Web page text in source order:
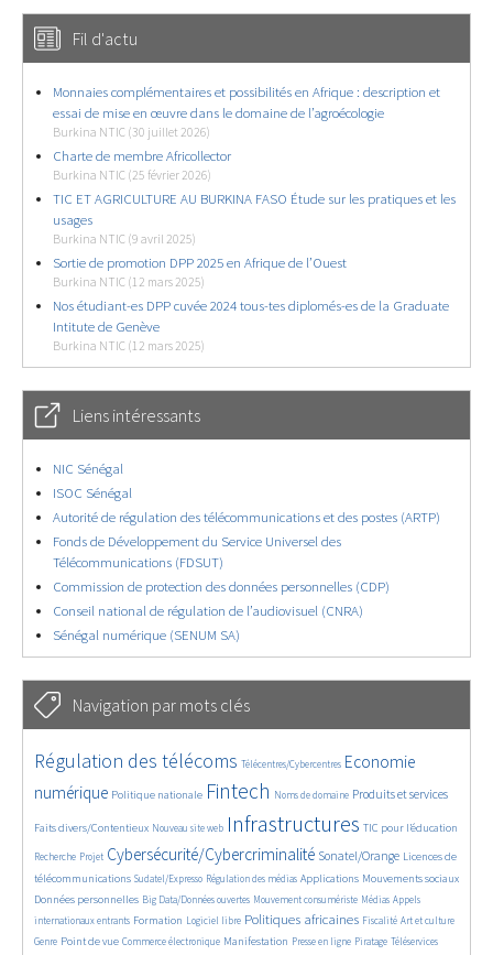
Fil d'actu
Monnaies complémentaires et possibilités en Afrique : description et
essai de mise en œuvre dans le domaine de l’agroécologie
Burkina NTIC (30 juillet 2026)
Charte de membre Africollector
Burkina NTIC (25 février 2026)
TIC ET AGRICULTURE AU BURKINA FASO Étude sur les pratiques et les
usages
Burkina NTIC (9 avril 2025)
Sortie de promotion DPP 2025 en Afrique de l’Ouest
Burkina NTIC (12 mars 2025)
Nos étudiant-es DPP cuvée 2024 tous-tes diplomés-es de la Graduate
Intitute de Genève
Burkina NTIC (12 mars 2025)
Liens intéressants
NIC Sénégal
ISOC Sénégal
Autorité de régulation des télécommunications et des postes (ARTP)
Fonds de Développement du Service Universel des
Télécommunications (FDSUT)
Commission de protection des données personnelles (CDP)
Conseil national de régulation de l’audiovisuel (CNRA)
Sénégal numérique (SENUM SA)
Navigation par mots clés
4531/5632
Régulation des télécoms
352/5632 Télécentres/Cybercentres
3605/5632
Economie
numérique
1845/5632 Politique nationale
5241/5632 Fintech
611/5632 Noms de domaine
2195/5632 Produits et services
1538/5632
Faits divers/Contentieux Nouveau site web Infrastructures TIC pour l’éducation
Recherche
245/5632Projet
3742/5632 Cybersécurité/Cybercriminalité
2182/5632 Sonatel/Orange
1606/5632
Licences de
télécommunications
285/5632 Sudatel/Expresso
1014/5632 Régulation des médias
1529/5632 Applications
1227/5632 Mouvements sociaux
1633/5632
Données personnelles
140/5632 Big Data/Données ouvertes
615/5632 Mouvement consumériste
366/5632 Médias
650/5632
Appels
internationaux entrants
1713/5632 Formation
94/5632 Logiciel libre
2530/5632 Politiques africaines
1054/5632 Fiscalité
175/5632 Art et culture
582/5632
Genre
1858/5632Point de vue
1035/5632 Commerce électronique
1474/5632 Manifestation
324/5632 Presse en ligne
126/5632 Piratage
206/5632 Téléservices
1220/5632